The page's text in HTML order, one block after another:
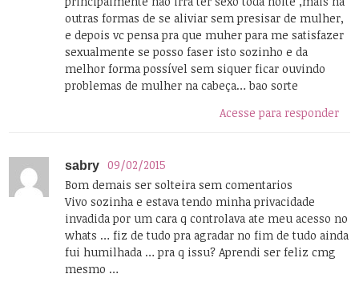
outras formas de se aliviar sem presisar de mulher,
e depois vc pensa pra que muher para me satisfazer
sexualmente se posso faser isto sozinho e da
melhor forma possível sem siquer ficar ouvindo
problemas de mulher na cabeça… bao sorte
Acesse para responder
sabry
09/02/2015
Bom demais ser solteira sem comentarios
Vivo sozinha e estava tendo minha privacidade
invadida por um cara q controlava ate meu acesso no
whats … fiz de tudo pra agradar no fim de tudo ainda
fui humilhada … pra q issu? Aprendi ser feliz cmg
mesmo …